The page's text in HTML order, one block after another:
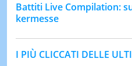
Battiti Live Compilation:
kermesse
I PIÙ CLICCATI DELLE